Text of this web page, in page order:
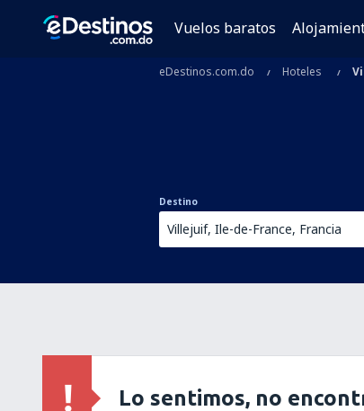
Vuelos baratos
eDestinos.com.do Hoteles
Destino
Lo sentimos, no